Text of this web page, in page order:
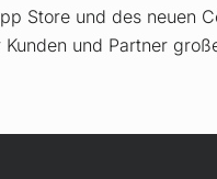
Store und des neuen
Kunden und Partner